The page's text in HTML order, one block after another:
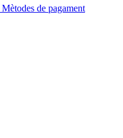
Mètodes de pagament